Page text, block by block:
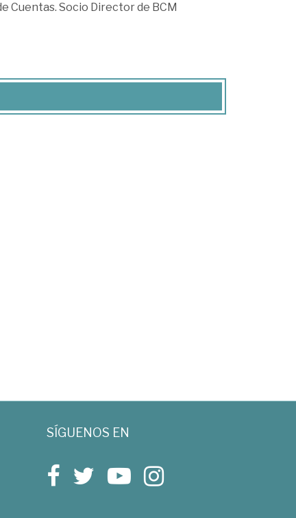
Cuentas. Socio Director de BCM
SÍGUENOS EN